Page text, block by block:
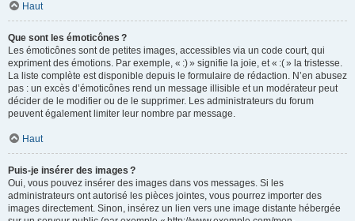
Haut
Que sont les émoticônes ?
Les émoticônes sont de petites images, accessibles via un code court, qui
expriment des émotions. Par exemple, « :) » signifie la joie, et « :( » la tristesse.
La liste complète est disponible depuis le formulaire de rédaction. N’en abusez
pas : un excès d’émoticônes rend un message illisible et un modérateur peut
décider de le modifier ou de le supprimer. Les administrateurs du forum
peuvent également limiter leur nombre par message.
Haut
Puis-je insérer des images ?
Oui, vous pouvez insérer des images dans vos messages. Si les
administrateurs ont autorisé les pièces jointes, vous pourrez importer des
images directement. Sinon, insérez un lien vers une image distante hébergée